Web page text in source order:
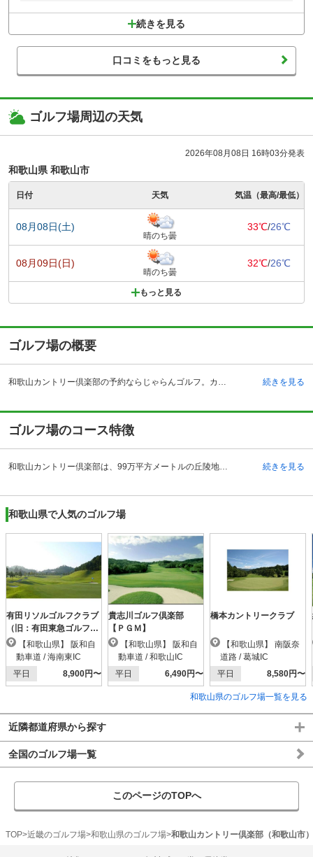
続きを見る
口コミをもっと見る
ゴルフ場周辺の天気
2026年08月08日 16時03分発表
和歌山県 和歌山市
日付 天気 気温（最高/最低）
08月08日(土)
晴のち曇
33℃/26℃
08月09日(日)
晴のち曇
32℃/26℃
もっと見る
ゴルフ場の概要
和歌山カントリー倶楽部の予約ならじゃらんゴルフ。カートの有無や利用税、キャンセル料、ナイター設備、駐車場などのコース情報はもちろん、口コミ、フォトギャラリーなどコースの難易度や攻略に役立つ情報充実、予約する度にポイントが貯まるのでお得にゴルフをお楽しみ頂けます。 阪和自動車道の和歌山北インターチェンジを降りて、9キロメートルぐらいの所に和歌山カントリー倶楽部があります。和歌山カントリー倶楽部は市街地に位置しているゴルフ場で、和歌山県庁や和歌山城からも比較的近い所にあります。ですから、近畿地方の方からは、アクセスがしやすく便利なゴルフ場となっています。和歌山カントリー倶楽部のクラブハウスですが、まるでホテルのフロントのようなたたずまいのエントランスが皆さんを出迎えてくれます。レストランは広めのスペースが確保されているので、のびのびとした中で食事を楽しめます。いろいろなメニューが用意されていて、デザートなども提供されています。女性の方もきっと満足することでしょう。 続きを見る
ゴルフ場のコース特徴
和歌山カントリー倶楽部は、99万平方メートルの丘陵地に広がる18ホール、パー71のゴルフ場です。このため、全般的に緩やかではありますが、適度な傾斜がかかっています。OUTコースは、自然の立木によって各ホールがセパレートされています。アンジュレーションが大きめにかかっていて、池なども配置されていますので、ショットの正確さが要求されるコースが多いです。INコースについては、OUTと比較すると距離は短めです。しかしティショットでフェアウェイをキープするためには、それなりの技術が要求されます。10番と15番ホールはロングコースですが、ちょっとしたミスショットでもOBになるので注意しましょう。また9番ホールも名物コースですが、1打目のスライスには要注意です。 続きを見る
和歌山県で人気のゴルフ場
有田リソルゴルフクラブ
（旧：有田東急ゴルフク
ラブ）
動車道 / 海南東IC
平日
8,900円〜
貴志川ゴルフ倶楽部
【ＰＧＭ】
動車道 / 和歌山IC
平日
6,490円〜
橋本カントリークラブ
道路 / 葛城IC
平日
8,580円〜
和歌山県のゴルフ場一覧を見る
近隣都道府県から探す
全国のゴルフ場一覧
このページのTOPへ
TOP 近畿のゴルフ場 和歌山県のゴルフ場 和歌山カントリー倶楽部（和歌山市）